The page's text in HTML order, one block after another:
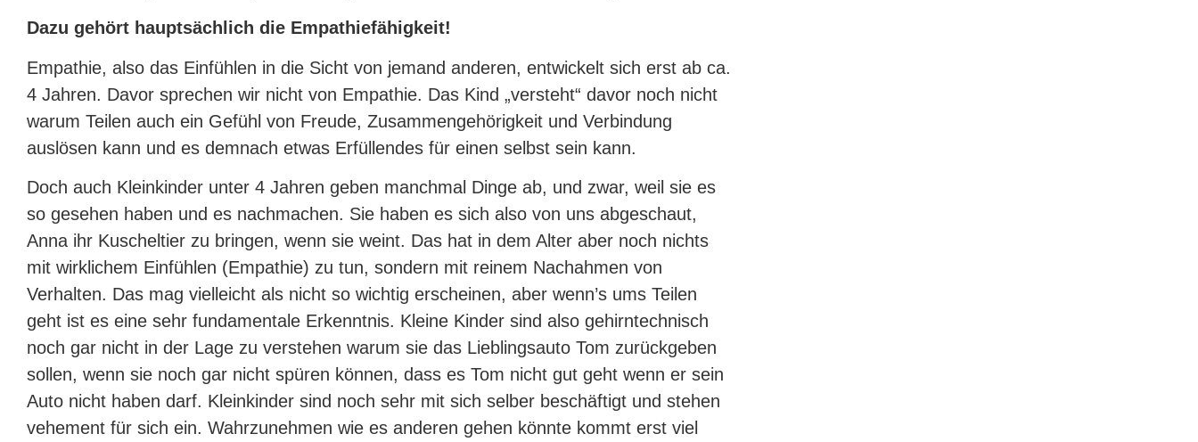
Dazu gehört hauptsächlich die Empathiefähigkeit!
Empathie, also das Einfühlen in die Sicht von jemand anderen, entwickelt sich erst ab ca.
4 Jahren. Davor sprechen wir nicht von Empathie. Das Kind „versteht“ davor noch nicht
warum Teilen auch ein Gefühl von Freude, Zusammengehörigkeit und Verbindung
auslösen kann und es demnach etwas Erfüllendes für einen selbst sein kann.
Doch auch Kleinkinder unter 4 Jahren geben manchmal Dinge ab, und zwar, weil sie es
so gesehen haben und es nachmachen. Sie haben es sich also von uns abgeschaut,
Anna ihr Kuscheltier zu bringen, wenn sie weint. Das hat in dem Alter aber noch nichts
mit wirklichem Einfühlen (Empathie) zu tun, sondern mit reinem Nachahmen von
Verhalten. Das mag vielleicht als nicht so wichtig erscheinen, aber wenn’s ums Teilen
geht ist es eine sehr fundamentale Erkenntnis. Kleine Kinder sind also gehirntechnisch
noch gar nicht in der Lage zu verstehen warum sie das Lieblingsauto Tom zurückgeben
sollen, wenn sie noch gar nicht spüren können, dass es Tom nicht gut geht wenn er sein
Auto nicht haben darf. Kleinkinder sind noch sehr mit sich selber beschäftigt und stehen
vehement für sich ein. Wahrzunehmen wie es anderen gehen könnte kommt erst viel